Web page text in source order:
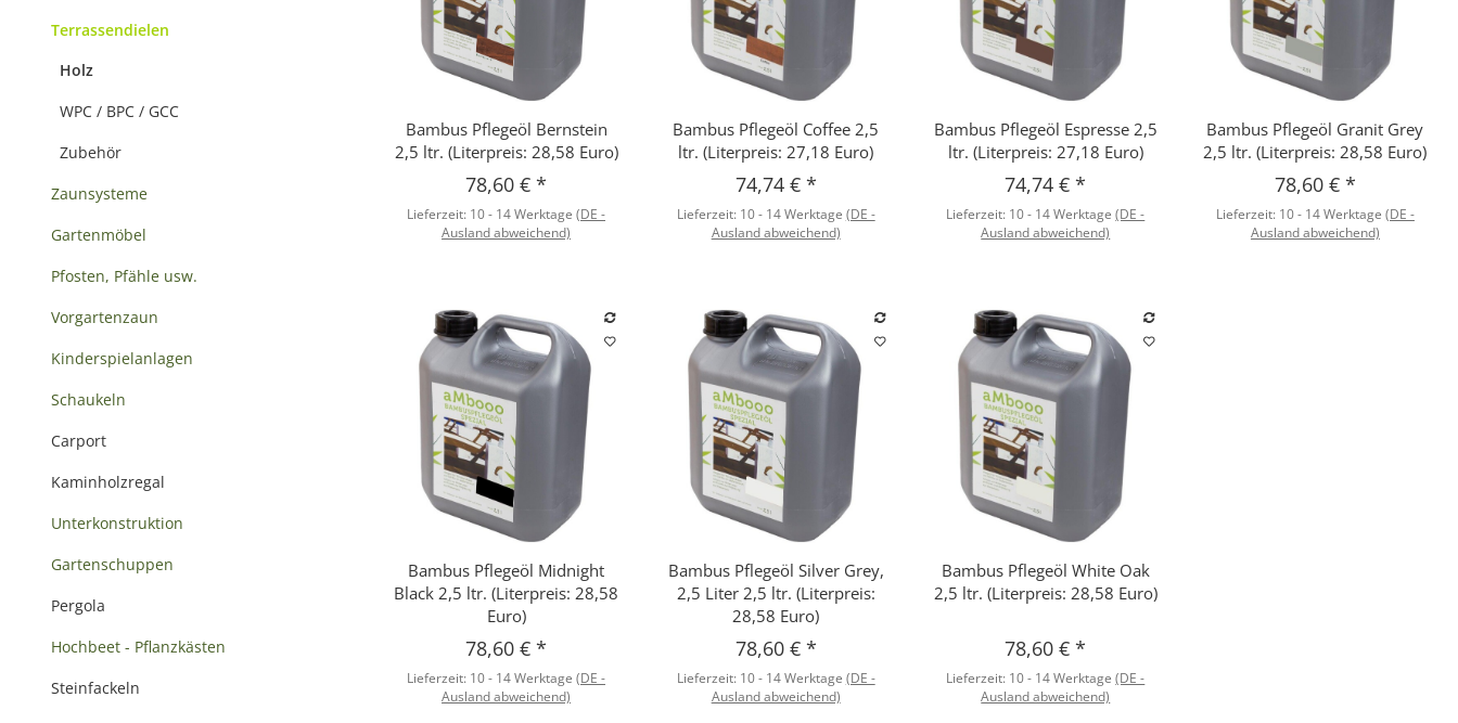
Schnellkauf
Bambus Pflegeöl Bernstein
2,5 ltr. (Literpreis: 28,58 Euro)
78,60 €*
Lieferzeit: 10 - 14 Werktage(DE -
Ausland abweichend)
Schnellkauf
Bambus Pflegeöl Coffee 2,5
ltr. (Literpreis: 27,18 Euro)
74,74 € *
Lieferzeit: 10 - 14 Werktage (DE -
Ausland abweichend)
Schnellkauf
Bambus Pflegeöl Espresse 2,5
ltr. (Literpreis: 27,18 Euro)
74,74 €*
Lieferzeit: 10 - 14 Werktage(DE -
Ausland abweichend)
Schnellkauf
Bambus Pflegeöl Granit Grey
2,5 ltr. (Literpreis: 28,58 Euro)
78,60 € *
Lieferzeit: 10 - 14 Werktage (DE -
Ausland abweichend)
Schnellkauf
Bambus Pflegeöl Midnight
Black 2,5 ltr. (Literpreis: 28,58
Euro)
78,60 €*
Lieferzeit: 10 - 14 Werktage(DE -
Ausland abweichend)
Schnellkauf
Bambus Pflegeöl Silver Grey,
2,5 Liter 2,5 ltr. (Literpreis:
28,58 Euro)
78,60 € *
Lieferzeit: 10 - 14 Werktage (DE -
Ausland abweichend)
Schnellkauf
Bambus Pflegeöl White Oak
2,5 ltr. (Literpreis: 28,58 Euro)
78,60 €*
Lieferzeit: 10 - 14 Werktage(DE -
Ausland abweichend)
Terrassendielen
Holz
WPC / BPC / GCC
Zubehör
Zaunsysteme
Gartenmöbel
Pfosten, Pfähle usw.
Vorgartenzaun
Kinderspielanlagen
Schaukeln
Carport
Kaminholzregal
Unterkonstruktion
Gartenschuppen
Pergola
Hochbeet - Pflanzkästen
Steinfackeln